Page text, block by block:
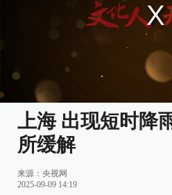
上海 出现短时降
所缓解
来源： 央视网
2025-09-09 14:19